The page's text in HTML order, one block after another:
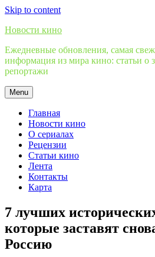
Skip to content
Новости кино
Ежедневные обновления, самая
информация из мира кино: статьи о
репортажи
Menu
Главная
Новости кино
О сериалах
Рецензии
Статьи кино
Лента
Контакты
Карта
7 лучших
которые заставят
Россию